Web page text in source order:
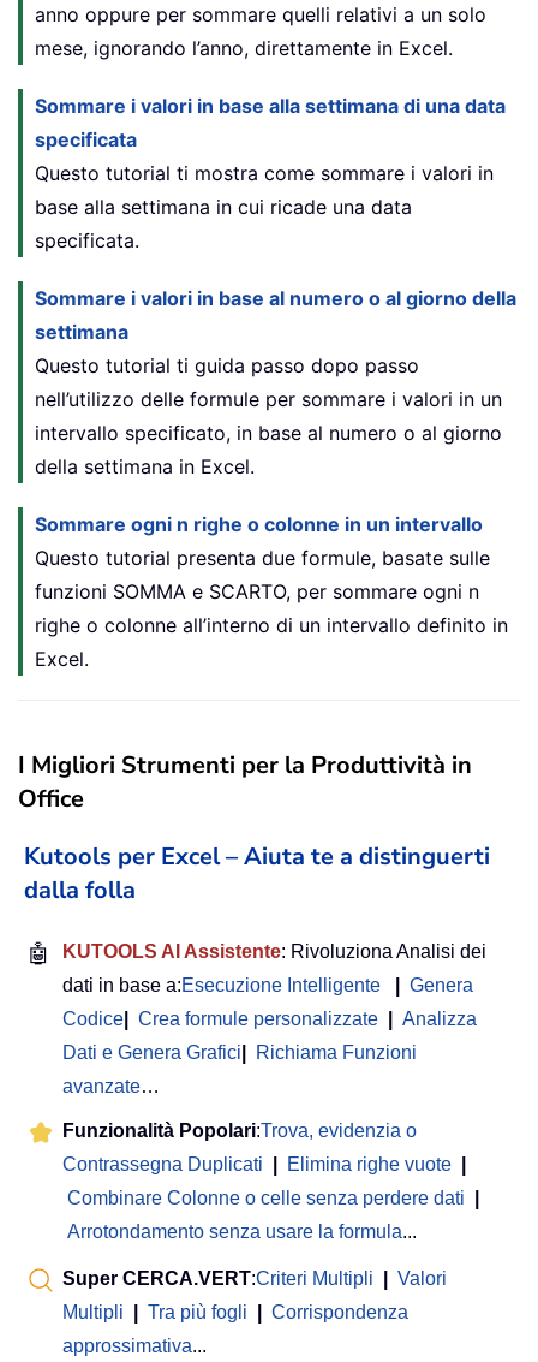
anno oppure per sommare quelli relativi a un solo
mese, ignorando l’anno, direttamente in Excel.
Sommare i valori in base alla settimana di una data
specificata
Questo tutorial ti mostra come sommare i valori in
base alla settimana in cui ricade una data
specificata.
Sommare i valori in base al numero o al giorno della
settimana
Questo tutorial ti guida passo dopo passo
nell’utilizzo delle formule per sommare i valori in un
intervallo specificato, in base al numero o al giorno
della settimana in Excel.
Sommare ogni n righe o colonne in un intervallo
Questo tutorial presenta due formule, basate sulle
funzioni SOMMA e SCARTO, per sommare ogni n
righe o colonne all’interno di un intervallo definito in
Excel.
I Migliori Strumenti per la Produttività in
Office
Kutools per Excel – Aiuta te a distinguerti
dalla folla
🤖 KUTOOLS AI Assistente: Rivoluziona Analisi dei
dati in base a:Esecuzione Intelligente
Genera
Codice
Crea formule personalizzate
Analizza
Dati e Genera Grafici
Richiama Funzioni
avanzate…
Funzionalità Popolari:Trova, evidenzia o
Contrassegna Duplicati
Elimina righe vuote
Combinare Colonne o celle senza perdere dati
Arrotondamento senza usare la formula...
Super CERCA.VERT:Criteri Multipli
Valori
Multipli
Tra più fogli
Corrispondenza
approssimativa...